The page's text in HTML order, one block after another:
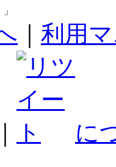
利用
に